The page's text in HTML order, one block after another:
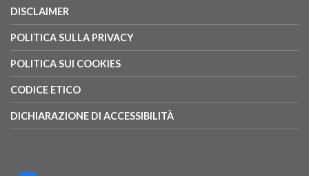
DISCLAIMER
POLITICA SULLA PRIVACY
POLITICA SUI COOKIES
CODICE ETICO
DICHIARAZIONE DI ACCESSIBILITÀ